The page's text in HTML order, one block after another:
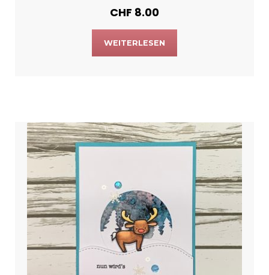
CHF 8.00
WEITERLESEN